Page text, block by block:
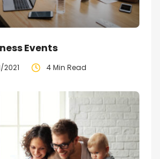
Events
2021 4 Min Read